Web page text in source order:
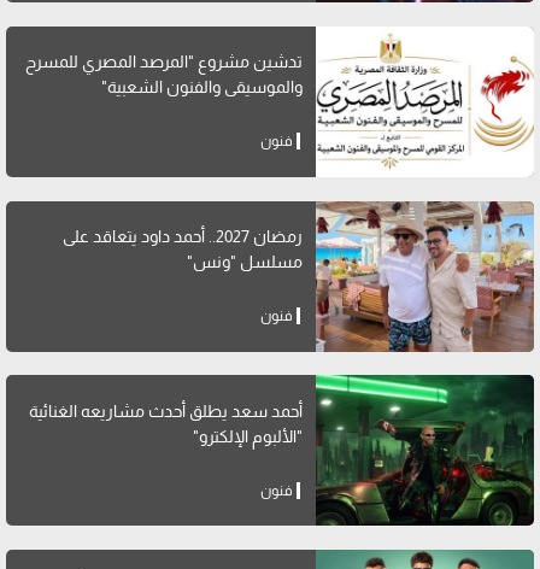
تدشين مشروع "المرصد المصري للمسرح
والموسيقى والفنون الشعبية"
فنون
رمضان 2027.. أحمد داود يتعاقد على
مسلسل "ونس"
فنون
أحمد سعد يطلق أحدث مشاريعه الغنائية
"الألبوم الإلكترو"
فنون